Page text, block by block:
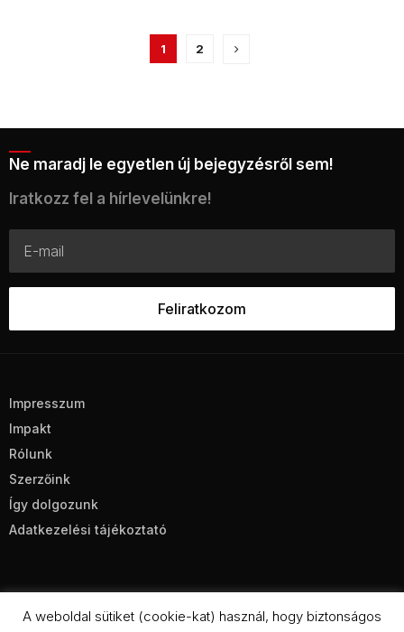
1 2
Ne maradj le egyetlen új bejegyzésről sem!
Iratkozz fel a hírlevelünkre!
Impresszum
Impakt
Rólunk
Szerzőink
Így dolgozunk
Adatkezelési tájékoztató
A weboldal sütiket (cookie-kat) használ, hogy biztonságos